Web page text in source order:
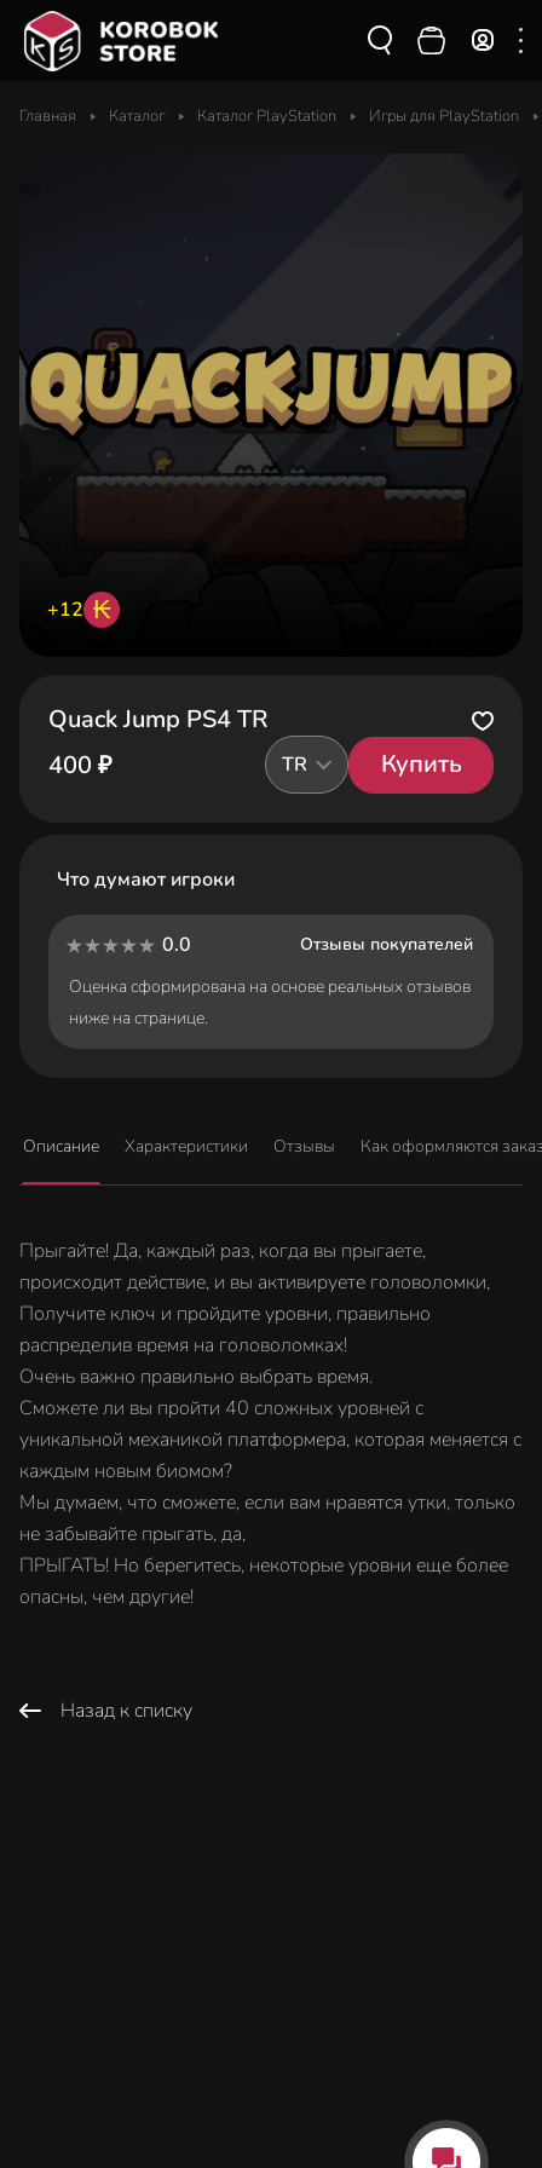
Главная Каталог Каталог PlayStation Игры для PlayStation
+12 ₭
Quack Jump PS4 TR
400 ₽
TR Купить
Что думают игроки
0.0
Отзывы покупателей
Оценка сформирована на основе реальных отзывов
ниже на странице.
Описание Характеристики Отзывы Как оформляются
Прыгайте! Да, каждый раз, когда вы прыгаете,
происходит действие, и вы активируете головоломки,
Получите ключ и пройдите уровни, правильно
распределив время на головоломках!
Очень важно правильно выбрать время.
Сможете ли вы пройти 40 сложных уровней с
уникальной механикой платформера, которая меняется с
каждым новым биомом?
Мы думаем, что сможете, если вам нравятся утки, только
не забывайте прыгать, да,
ПРЫГАТЬ! Но берегитесь, некоторые уровни еще более
опасны, чем другие!
Назад к списку